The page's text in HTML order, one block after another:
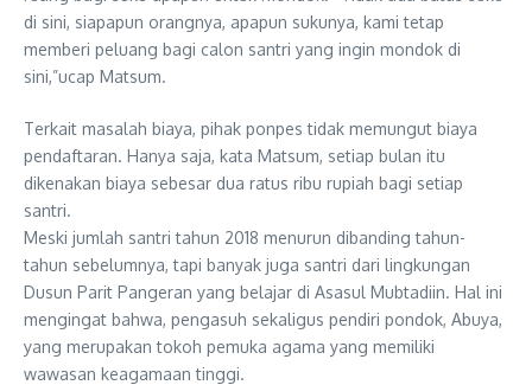
di sini, siapapun orangnya, apapun sukunya, kami tetap
memberi peluang bagi calon santri yang ingin mondok di
sini,”ucap Matsum.
Terkait masalah biaya, pihak ponpes tidak memungut biaya
pendaftaran. Hanya saja, kata Matsum, setiap bulan itu
dikenakan biaya sebesar dua ratus ribu rupiah bagi setiap
santri.
Meski jumlah santri tahun 2018 menurun dibanding tahun-
tahun sebelumnya, tapi banyak juga santri dari lingkungan
Dusun Parit Pangeran yang belajar di Asasul Mubtadiin. Hal ini
mengingat bahwa, pengasuh sekaligus pendiri pondok, Abuya,
yang merupakan tokoh pemuka agama yang memiliki
wawasan keagamaan tinggi.